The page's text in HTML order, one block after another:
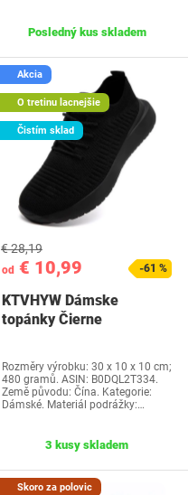
Posledný kus skladem
Akcia
O tretinu lacnejšie
Čistím sklad
od € 10,99
€ 28,19
-61 %
KTVHYW Dámske
topánky Čierne
Rozměry výrobku: 30 x 10 x 10 cm;
480 gramů. ASIN: B0DQL2T334.
Země původu: Čína. Kategorie:
Dámské. Materiál podrážky:…
3 kusy skladem
Skoro za polovic